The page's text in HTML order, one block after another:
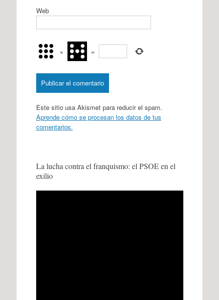
Web
× =
Este sitio usa Akismet para reducir el spam.
Aprende cómo se procesan los datos de tus
comentarios.
La lucha contra el franquismo: el PSOE en el
exilio